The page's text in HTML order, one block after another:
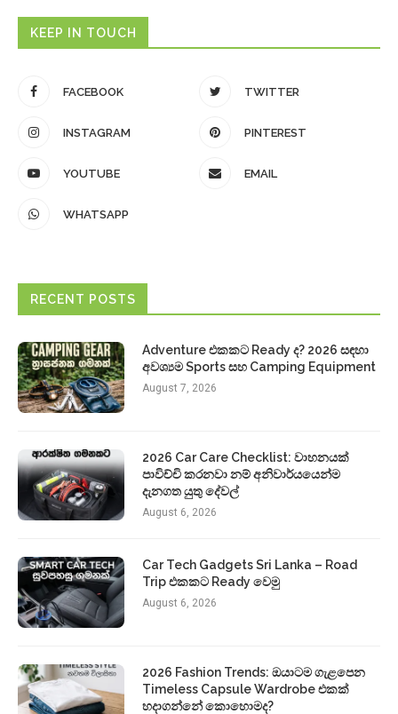
KEEP IN TOUCH
FACEBOOK TWITTER
INSTAGRAM PINTEREST
YOUTUBE EMAIL
WHATSAPP
RECENT POSTS
Adventure එකකට Ready ද? 2026 සඳහා
අවශ්‍යම Sports සහ Camping Equipment
August 7, 2026
2026 Car Care Checklist: වාහනයක්
පාවිච්චි කරනවා නම් අනිවාර්යයෙන්ම
දැනගත යුතු දේවල්
August 6, 2026
Car Tech Gadgets Sri Lanka – Road
Trip එකකට Ready වෙමු
August 6, 2026
2026 Fashion Trends: ඔයාටම ගැළපෙන
Timeless Capsule Wardrobe එකක්
හදාගන්නේ කොහොමද?